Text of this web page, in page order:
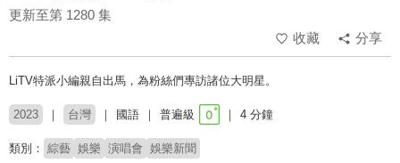
更新至第 1280 集
收藏
分享
LiTV特派小編親自出馬，為粉絲們專訪諸位大明星。
2023 台灣 國語 普遍級 4 分鐘
類別： 綜藝 娛樂 演唱會 娛樂新聞